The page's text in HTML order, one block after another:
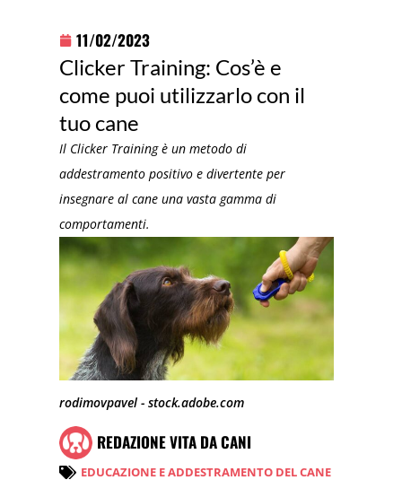
11/02/2023
Clicker Training: Cos’è e
come puoi utilizzarlo con il
tuo cane
Il Clicker Training è un metodo di
addestramento positivo e divertente per
insegnare al cane una vasta gamma di
comportamenti.
rodimovpavel - stock.adobe.com
REDAZIONE VITA DA CANI
EDUCAZIONE E ADDESTRAMENTO DEL CANE